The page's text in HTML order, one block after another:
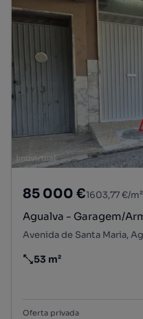
85 000 €1603,77 €/m²
Agualva - Garagem/
Preço por metro
53 m²
Oferta privada